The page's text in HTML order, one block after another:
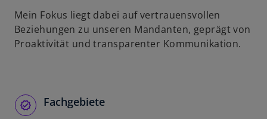
Mein Fokus liegt dabei auf vertrauensvollen
Beziehungen zu unseren Mandanten, geprägt von
Proaktivität und transparenter Kommunikation.
Fachgebiete